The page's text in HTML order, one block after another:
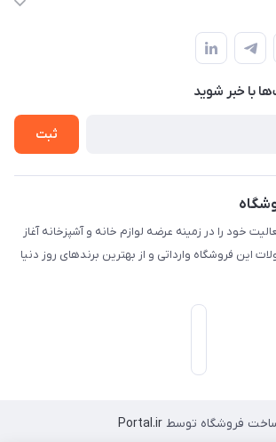
با‌ خبر شوید
ثبت
ما از سال 99 فعالیت خود را در زمینه عرضه لوازم خانه و آشپزخانه آغاز
این فروشگاه وارداتی و از بهترین برندهای روز دنیا
فروشگاه توسطPortal.ir